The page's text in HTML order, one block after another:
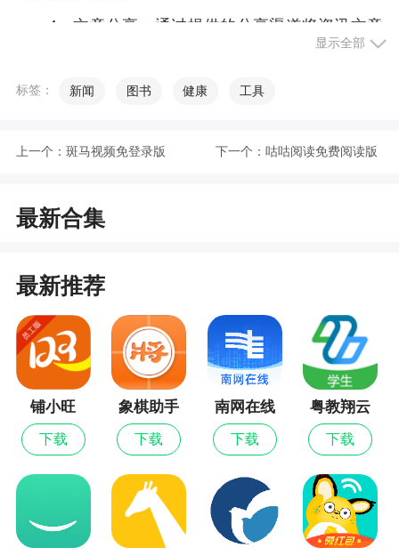
4、文章分享，通过提供的分享渠道将资讯文章
分享出去，与更多好友共享实用的资讯内容
5、深度报告，深度、广度、锐度、悦度
态，有什么最新的变化可以及时的了解，对于商务
小编评价
1、便捷且专业的平台给你带来最为真实新鲜的
财经讯息，相信你已经迫不及待了，你还在等什么
呢，心动不如行动
2、海量财经资讯实时发布，让用户体验到最真
实的商业竞争，随时更新的商业头条让用户可以直
观看到商业圈的人脉变化和行走趋势，觉得不错的
小伙伴可以去试试哦
更新日志
问题修复，体验优化
显示全部
标签： 新闻 图书 健康 工具
上一个： 斑马视频免登录版 下一个： 咕咕阅读免费阅读版
最新合集
最新推荐
铺小旺
下载
象棋助手
下载
南网在线
下载
粤教翔云
数字教材
应用平台
下载